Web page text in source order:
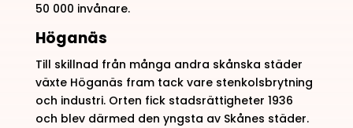
50 000 invånare.
Höganäs
Till skillnad från många andra skånska städer
växte Höganäs fram tack vare stenkolsbrytning
och industri. Orten fick stadsrättigheter 1936
och blev därmed den yngsta av Skånes städer.